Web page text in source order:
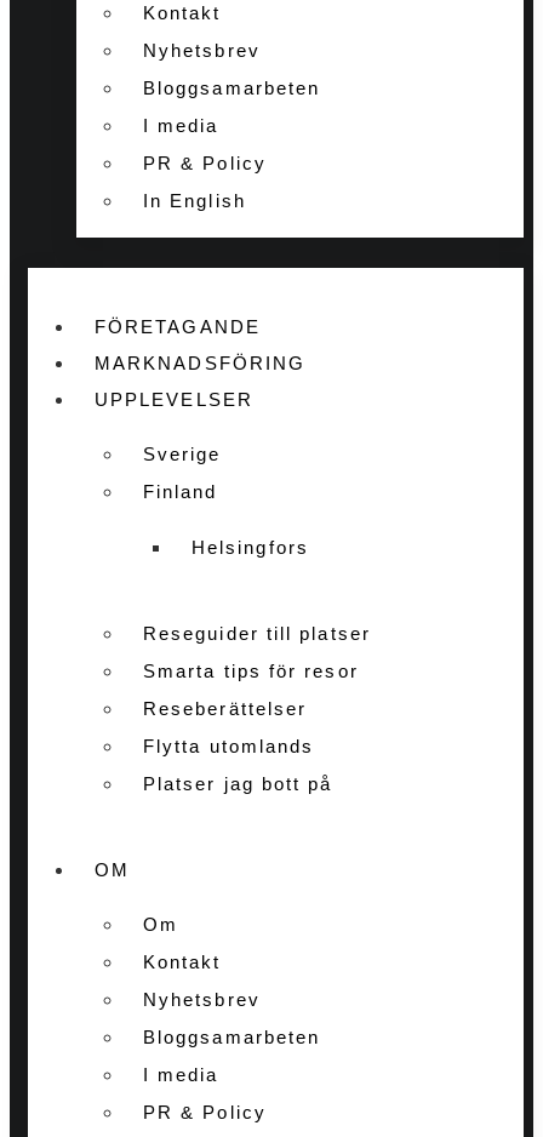
Kontakt
Nyhetsbrev
Bloggsamarbeten
I media
PR & Policy
In English
FÖRETAGANDE
MARKNADSFÖRING
UPPLEVELSER
Sverige
Finland
Helsingfors
Reseguider till platser
Smarta tips för resor
Reseberättelser
Flytta utomlands
Platser jag bott på
OM
Om
Kontakt
Nyhetsbrev
Bloggsamarbeten
I media
PR & Policy